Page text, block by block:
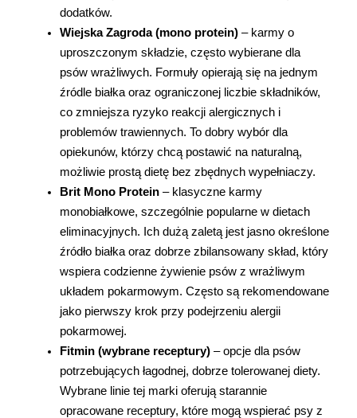
dodatków.
Wiejska Zagroda (mono protein) – karmy o
uproszczonym składzie, często wybierane dla
psów wrażliwych. Formuły opierają się na jednym
źródle białka oraz ograniczonej liczbie składników,
co zmniejsza ryzyko reakcji alergicznych i
problemów trawiennych. To dobry wybór dla
opiekunów, którzy chcą postawić na naturalną,
możliwie prostą dietę bez zbędnych wypełniaczy.
Brit Mono Protein – klasyczne karmy
monobiałkowe, szczególnie popularne w dietach
eliminacyjnych. Ich dużą zaletą jest jasno określone
źródło białka oraz dobrze zbilansowany skład, który
wspiera codzienne żywienie psów z wrażliwym
układem pokarmowym. Często są rekomendowane
jako pierwszy krok przy podejrzeniu alergii
pokarmowej.
Fitmin (wybrane receptury) – opcje dla psów
potrzebujących łagodnej, dobrze tolerowanej diety.
Wybrane linie tej marki oferują starannie
opracowane receptury, które mogą wspierać psy z